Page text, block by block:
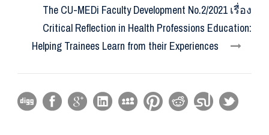
The CU-MEDi Faculty Development No.2/2021 เรื่อง
Critical Reflection in Health Professions Education:
Helping Trainees Learn from their Experiences